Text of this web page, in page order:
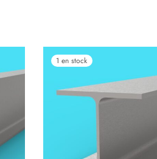
1 en stock